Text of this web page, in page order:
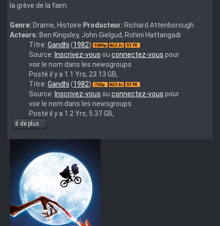
la grève de la faim.
Genre: Drame, Histoire Producteur: Richard Attenborough
Acteurs: Ben Kingsley, John Gielgud, Rohini Hattangadi
Gandhi
BluRay
1080p
DTHD
Remux
BD25
Titre: Gandhi (1982)
Source: Inscrivez-vous ou connectez-vous pour
voir le nom dans les newsgroups
Posté il y a 1.1 Yrs, 23.13 GB,
Gandhi.1982.720p.BluRay.x264-
Titre: Gandhi (1982)
Source: Inscrivez-vous ou connectez-vous pour
voir le nom dans les newsgroups
Posté il y a 1.2 Yrs, 5.37 GB,
6 de plus...